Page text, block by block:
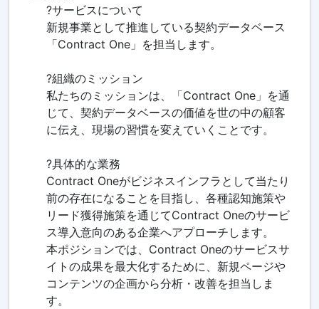
?サービスについて
新規事業として推進している契約データベース
「Contract One」を担当します。
?組織のミッション
私たちのミッションは、「Contract One」を通
じて、契約データベースの価値を世の中の顧客
に伝え、現場の習慣を変えていくことです。
?具体的な業務
Contract Oneがビジネスインフラとして当たり
前の存在になることを目指し、各種認知施策や
リード獲得施策を通じてContract Oneのサービ
ス導入意向のある企業へアプローチします。
本ポジションでは、Contract Oneのサービスサ
イトの成果を最大化するために、新規ページや
コンテンツの企画から分析・改善を担当しま
す。